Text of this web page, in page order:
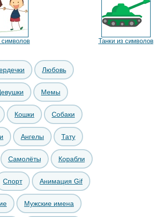
символов Танки из символов
Любовь
Мемы
Кошки Собаки
Ангелы Тату
Самолёты Корабли
Спорт Анимация Gif
Мужские имена